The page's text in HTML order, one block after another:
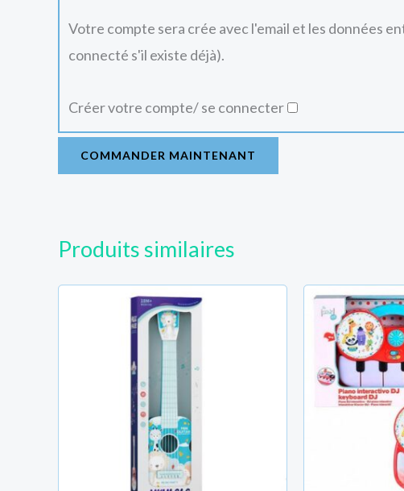
Votre compte sera crée avec l'email et les données
connecté s'il existe déjà).
Créer votre compte/ se connecter
COMMANDER MAINTENANT
Produits similaires